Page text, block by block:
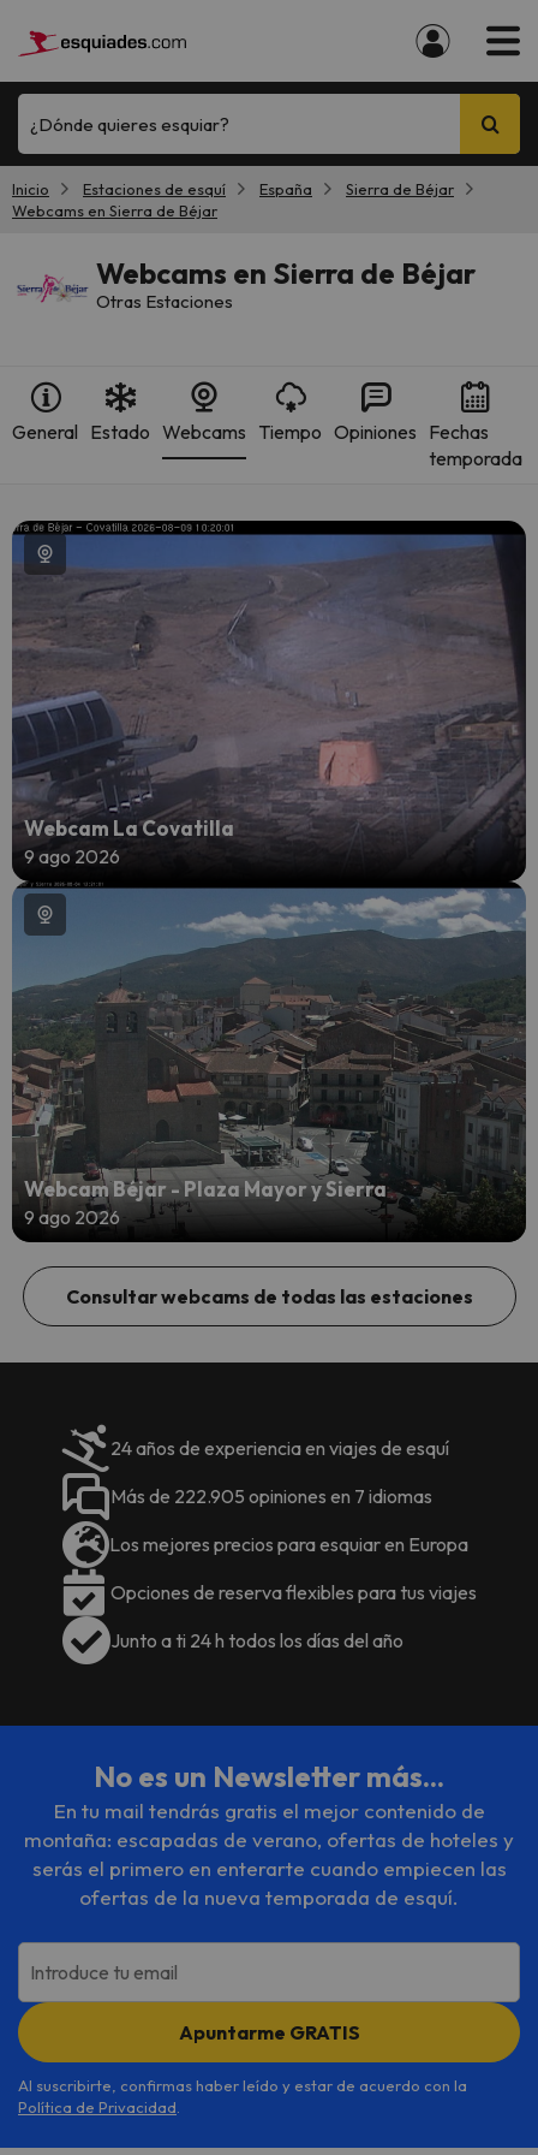
¿Dónde quieres esquiar?
Inicio Estaciones de esquí España
Sierra de Béjar
Webcams en Sierra de Béjar
Webcams en Sierra de Béjar
Otras Estaciones
General Estado Webcams Tiempo Opiniones Fechas
temporada
Webcam La Covatilla
9 ago 2026
Webcam Béjar - Plaza Mayor y Sierra
9 ago 2026
Consultar webcams de todas las estaciones
24 años de experiencia en viajes de esquí
Más de 222.905 opiniones en 7 idiomas
Los mejores precios para esquiar en Europa
Opciones de reserva flexibles para tus viajes
Junto a ti 24 h todos los días del año
No es un Newsletter más...
En tu mail tendrás gratis el mejor contenido de
montaña: escapadas de verano, ofertas de hoteles y
serás el primero en enterarte cuando empiecen las
ofertas de la nueva temporada de esquí.
Introduce tu email
Apuntarme GRATIS
Al suscribirte, confirmas haber leído y estar de acuerdo con la
Política de Privacidad